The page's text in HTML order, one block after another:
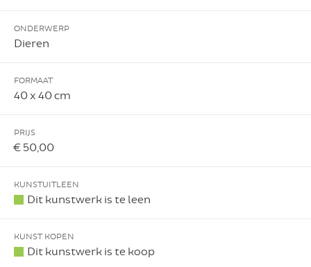
ONDERWERP
Dieren
FORMAAT
40 x 40 cm
PRIJS
€ 50,00
KUNSTUITLEEN
Dit kunstwerk is te leen
KUNST KOPEN
Dit kunstwerk is te koop